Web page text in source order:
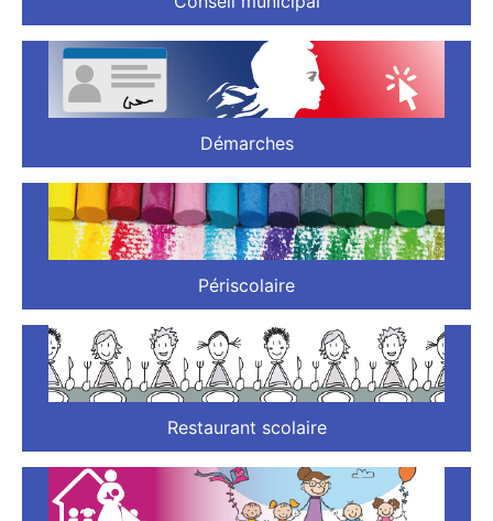
Démarches
Périscolaire
Restaurant scolaire